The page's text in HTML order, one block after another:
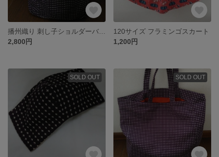
2,800円
120サイズ フラミンゴスカート
1,200円
SOLD OUT SOLD OUT